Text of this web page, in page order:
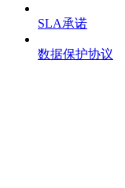
SLA承诺
数据保护协议